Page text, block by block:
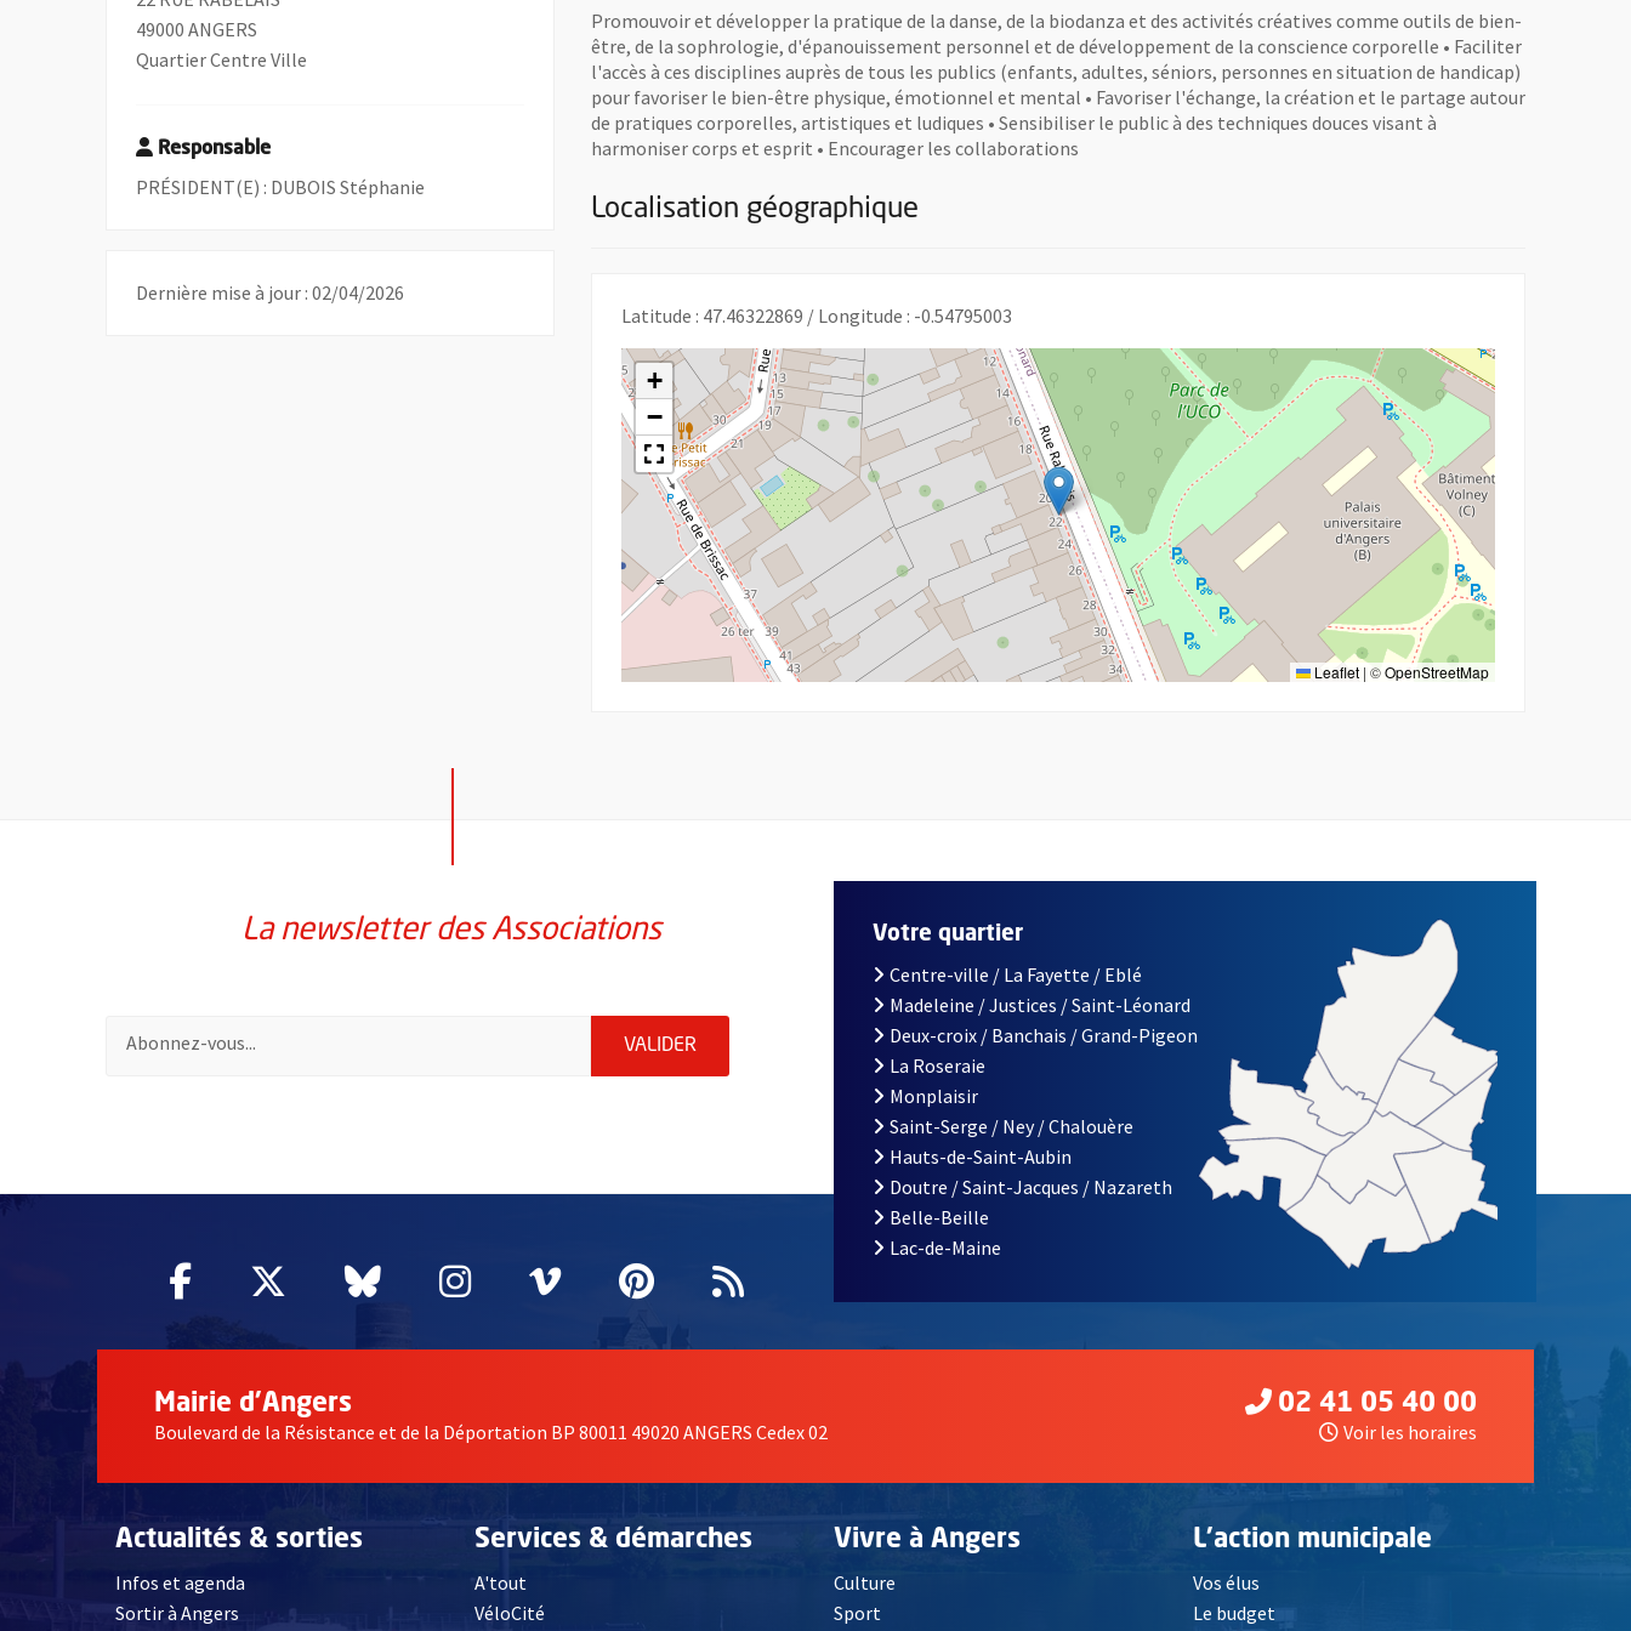
Promouvoir et développer la pratique de la danse, de la biodanza et des activités créatives comme outils de bien-
être, de la sophrologie, d'épanouissement personnel et de développement de la conscience corporelle • Faciliter
l'accès à ces disciplines auprès de tous les publics (enfants, adultes, séniors, personnes en situation de handicap)
pour favoriser le bien-être physique, émotionnel et mental • Favoriser l'échange, la création et le partage autour
de pratiques corporelles, artistiques et ludiques • Sensibiliser le public à des techniques douces visant à
harmoniser corps et esprit • Encourager les collaborations
Localisation géographique
Latitude : 47.46322869 / Longitude : -0.54795003
+
−
Leaflet | ©OpenStreetMap
49000 ANGERS
Quartier Centre Ville
Responsable
PRÉSIDENT(E) : DUBOIS Stéphanie
Dernière mise à jour : 02/04/2026
La newsletter des Associations
Pour vous inscrire à la lettre d'information des associations de la ville d'Angers, indiquez votre email (champ obligatoire)
VALIDER ENVOYER MA DEMANDE D'INSCRIPTION À LA LETTRE D'INFORMATION DES ASSOCIATIONS DE LA VILLE
Facebook
, Ouvre une nouvelle fenêtre
Twitter
, Ouvre une nouvelle fenêtre
Bluesky
, Ouvre une nouvelle fenêtre
Instagram
, Ouvre une nouvelle fenêtre
Vimeo
, Ouvre une nouvelle fenêtre
Pinterest
, Ouvre une nouvelle fenêtre
Flux RSS
Votre quartier
Centre-ville / La Fayette / Eblé
Madeleine / Justices / Saint-Léonard
Deux-croix / Banchais / Grand-Pigeon
La Roseraie
Monplaisir
Saint-Serge / Ney / Chalouère
Hauts-de-Saint-Aubin
Doutre / Saint-Jacques / Nazareth
Belle-Beille
Lac-de-Maine
Mairie d'Angers
Boulevard de la Résistance et de la Déportation BP 80011 49020 ANGERS Cedex 02
02 41 05 40 00
Voir les horaires
Actualités & sorties
Infos et agenda
Sortir à Angers
Services & démarches
A'tout
VéloCité
Vivre à Angers
Culture
Sport
L'action municipale
Vos élus
Le budget